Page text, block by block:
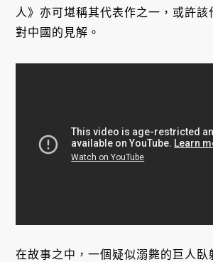
人》亦可堪稱其代表作之一，或許該
對中國的見解。
在故事之中，一個疑似溺斃的巨人臥